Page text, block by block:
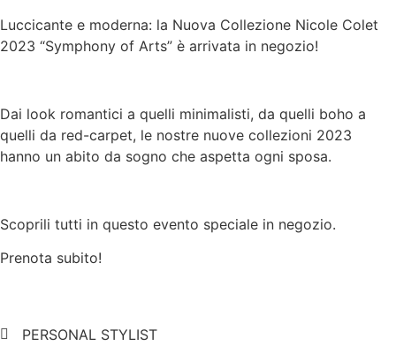
Luccicante e moderna: la Nuova Collezione Nicole Colet
2023 “Symphony of Arts” è arrivata in negozio!
Dai look romantici a quelli minimalisti, da quelli boho a
quelli da red-carpet, le nostre nuove collezioni 2023
hanno un abito da sogno che aspetta ogni sposa.
Scoprili tutti in questo evento speciale in negozio.
Prenota subito!
PERSONAL STYLIST